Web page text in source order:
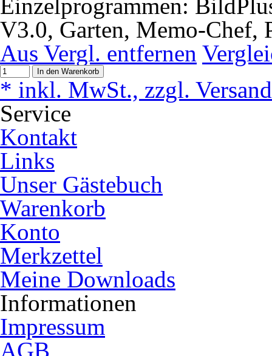
Einzelprogrammen:
V3.0, Garten, Memo-Chef,
Aus Vergl. entfernen
In den Warenkorb
* inkl. MwSt., zzgl.
Service
Kontakt
Links
Unser Gästebuch
Warenkorb
Konto
Merkzettel
Meine Downloads
Informationen
Impressum
AGB